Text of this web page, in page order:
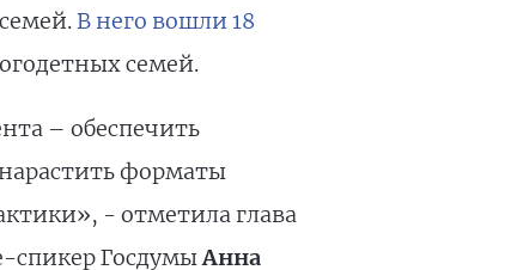
В него вошли 18
семей.
– обеспечить
форматы
- отметила глава
спикер ГосдумыАнна